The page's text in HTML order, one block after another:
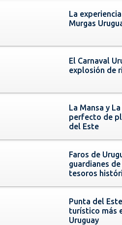
La
Murgas
El Carnaval
explosión de
La Mansa y
perfecto de
del Este
Faros de
guardianes
tesoros
Punta del
turístico más
Uruguay